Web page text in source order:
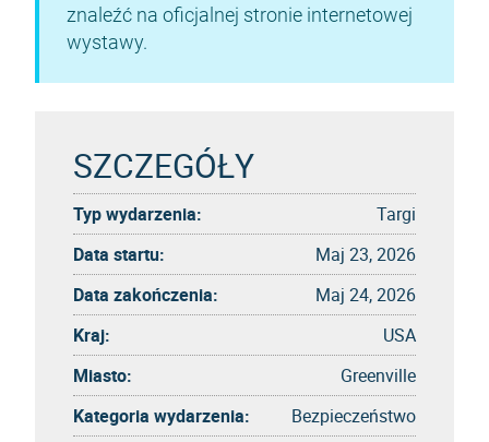
znaleźć na oficjalnej stronie internetowej
wystawy.
SZCZEGÓŁY
Typ wydarzenia:
Targi
Data startu:
Maj 23, 2026
Data zakończenia:
Maj 24, 2026
Kraj:
USA
Miasto:
Greenville
Kategoria wydarzenia:
Bezpieczeństwo